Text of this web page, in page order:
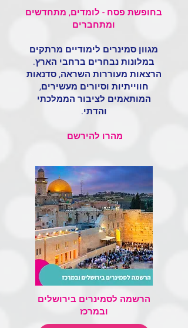
בחופשת פסח - לומדים, מתחדשים
ומתחברים
מגוון סמינרים לימודיים מרתקים
במלונות נבחרים ברחבי הארץ.
הרצאות מעוררות השראה, סדנאות
חווייתיות וסיורים מעשירים,
המותאמים לציבור הממלכתי
והדתי.
מהרו להירשם
הרשמה לסמינרים בירושלים
ובמרכז